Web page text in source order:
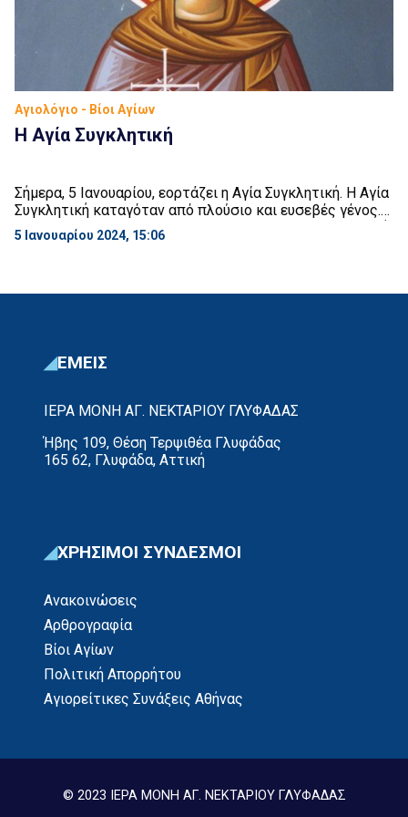
Αγιολόγιο - Βίοι Αγίων
Η Αγία Συγκλητική
Σήμερα, 5 Ιανουαρίου, εορτάζει η Αγία Συγκλητική. Η Αγία
Συγκλητική καταγόταν από πλούσιο και ευσεβές γένος.
Όταν έφτασε στην κατάλληλη ηλικία για γάμο και επειδή
ήταν πολύ πλούσια, πολλοί νέοι ήθελαν να την
ολοκληρωτικά στον Κύριο. Έτσι λοιπόν, άφησε τις
5 Ιανουαρίου 2024, 15:06
ΕΜΕΙΣ
ΙΕΡΑ ΜΟΝΗ ΑΓ. ΝΕΚΤΑΡΙΟΥ ΓΛΥΦΑΔΑΣ
Ήβης 109, Θέση Τερψιθέα Γλυφάδας
165 62, Γλυφάδα, Αττική
ΧΡΗΣΙΜΟΙ ΣΥΝΔΕΣΜΟΙ
Ανακοινώσεις
Αρθρογραφία
Βίοι Αγίων
Πολιτική Απορρήτου
Αγιορείτικες Συνάξεις Αθήνας
© 2023 ΙΕΡΑ ΜΟΝΗ ΑΓ. ΝΕΚΤΑΡΙΟΥ ΓΛΥΦΑΔΑΣ